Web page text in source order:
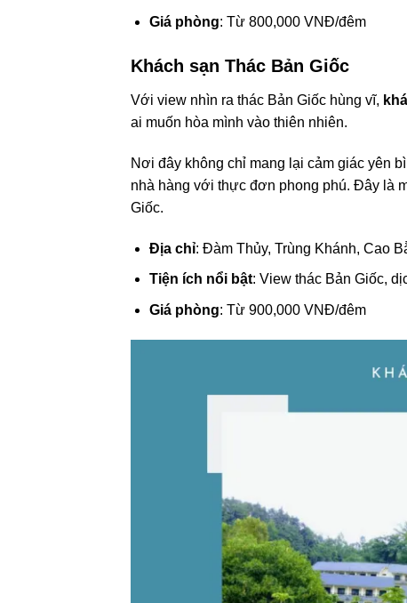
Giá phòng: Từ 800,000 VNĐ/đêm
Khách sạn Thác Bản Giốc
Với view nhìn ra thác Bản Giốc hùng vĩ,
ai muốn hòa mình vào thiên nhiên.
Nơi đây không chỉ mang lại cảm giác yên
nhà hàng với thực đơn phong phú. Đây là
Giốc.
Địa chỉ: Đàm Thủy, Trùng Khánh, Cao
Tiện ích nổi bật: View thác Bản Giốc,
Giá phòng: Từ 900,000 VNĐ/đêm